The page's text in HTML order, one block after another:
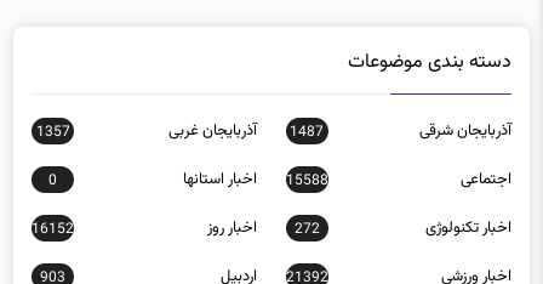
دسته بندی موضوعات
آذربایجان شرقی 1487 آذربایجان غربی 1357
اجتماعی 15588 اخبار استانها 0
اخبار تکنولوژی 272 اخبار روز 16152
اخبار ورزشی 21392 اردبیل 903